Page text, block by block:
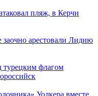
пляж, в Керчи
заочно арестовали Лидию
турецким флагом
Уолкера вместе